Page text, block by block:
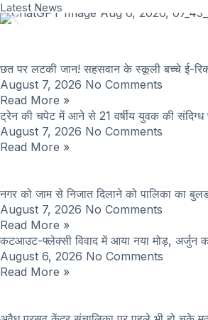
Latest News
छत पर लटकी जान! सहसवान के स्कूली बच्चे ई-
August 7, 2026 No Comments
Read More »
ट्रेन की चपेट में आने से 21 वर्षीय युवक की संदिग्ध
August 7, 2026 No Comments
Read More »
नगर को जाम से निजात दिलाने को पालिका का
August 7, 2026 No Comments
Read More »
कटआउट-फ्लेक्सी विवाद में आया नया मोड़, अर्जुन
August 6, 2026 No Comments
Read More »